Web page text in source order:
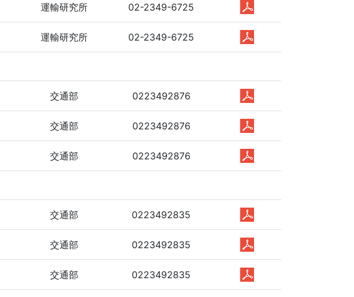
運輸研究所 02-2349-6725
運輸研究所 02-2349-6725
交通部 0223492876
交通部 0223492876
交通部 0223492876
交通部 0223492835
交通部 0223492835
交通部 0223492835